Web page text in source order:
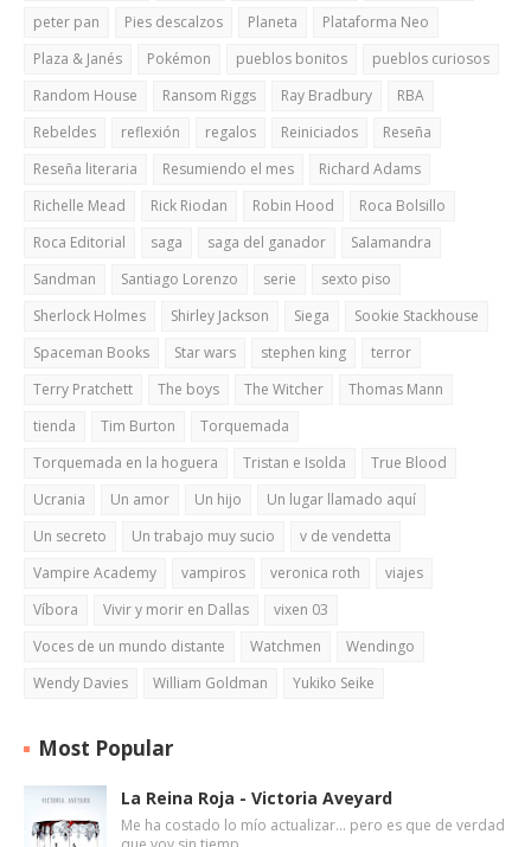
peter pan
Pies descalzos Planeta
Plataforma Neo
Plaza & Janés
Pokémon pueblos bonitos
pueblos curiosos
Random House
Ransom Riggs Ray Bradbury
RBA
Rebeldes
reflexión regalos Reiniciados
Reseña
Reseña literaria
Resumiendo el mes
Richard Adams
Richelle Mead
Rick Riodan Robin Hood
Roca Bolsillo
Roca Editorial
saga saga del ganador
Salamandra
Sandman
Santiago Lorenzo serie
sexto piso
Sherlock Holmes
Shirley Jackson Siega
Sookie Stackhouse
Spaceman Books
Star wars stephen king
terror
Terry Pratchett
The boys The Witcher
Thomas Mann
tienda
Tim Burton
Torquemada
Torquemada en la hoguera
Tristan e Isolda
True Blood
Ucrania
Un amor Un hijo
Un lugar llamado aquí
Un secreto
Un trabajo muy sucio
v de vendetta
Vampire Academy
vampiros veronica roth
viajes
Víbora
Vivir y morir en Dallas
vixen 03
Voces de un mundo distante
Watchmen
Wendingo
Wendy Davies
William Goldman Yukiko Seike
Most Popular
La Reina Roja - Victoria Aveyard
Me ha costado lo mío actualizar... pero es que de verdad